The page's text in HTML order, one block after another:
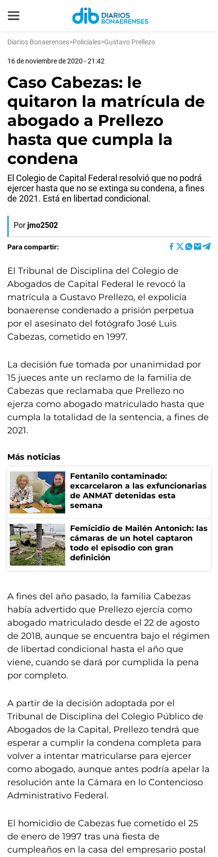
Diarios Bonaerenses>Policiales>Gustavo Prellezo
16 de noviembre de 2020 - 21:42
Caso Cabezas: le
quitaron la matrícula de
abogado a Prellezo
hasta que cumpla la
condena
El Colegio de Capital Federal resolvió que no podrá
ejercer hasta que no se extinga su condena, a fines
de 2021. Está en libertad condicional.
Por jmo2502
Para compartir:
El Tribunal de Disciplina del Colegio de
Abogados de Capital Federal le revocó la
matrícula a Gustavo Prellezo, el expolicía
bonaerense condenado a prisión perpetua
por el asesinato del fotógrafo José Luis
Cabezas, cometido en 1997.
La decisión fue tomada por unanimidad por
15 jueces ante un reclamo de la familia de
Cabezas que reclamaba que Prellezo no
ejerza como abogado matriculado hasta que
cumpla la totalidad de la sentencia, a fines de
2021.
Más noticias
Fentanilo contaminado:
excarcelaron a las exfuncionarias
de ANMAT detenidas esta
semana
Femicidio de Mailén Antonich: las
cámaras de un hotel captaron
todo el episodio con gran
definición
A fines del año pasado, la familia Cabezas
había advertido que Prellezo ejercía como
abogado matriculado desde el 22 de agosto
de 2018, aunque se encuentra bajo el régimen
de libertad condicional hasta el año que
viene, cuando se dará por cumplida la pena
por completo.
A partir de la decisión adoptada por el
Tribunal de Disciplina del Colegio Público de
Abogados de la Capital, Prellezo tendrá que
esperar a cumplir la condena completa para
volver a intentar matricularse para ejercer
como abogado, aunque antes podría apelar la
resolución ante la Cámara en lo Contencioso
Administrativo Federal.
El homicidio de Cabezas fue cometido el 25
de enero de 1997 tras una fiesta de
cumpleaños en la casa del empresario postal